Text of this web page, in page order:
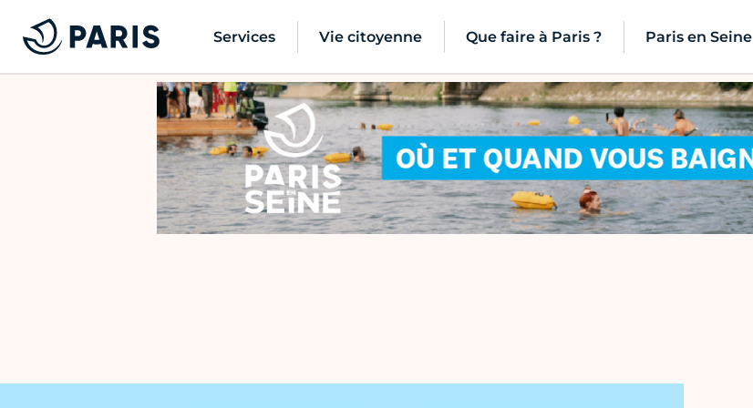
Services Vie citoyenne Que faire à Paris ? Paris en Seine